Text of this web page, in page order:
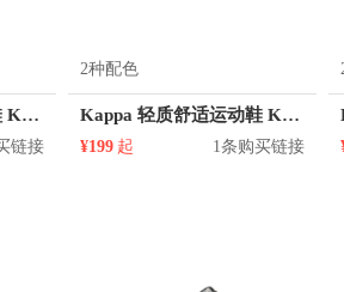
Kappa 轻质复古运动鞋 K0965MQ12
链接
2种配色
Kappa 轻质舒适运动鞋 K0965MQ10
¥199 起 1条购买链接